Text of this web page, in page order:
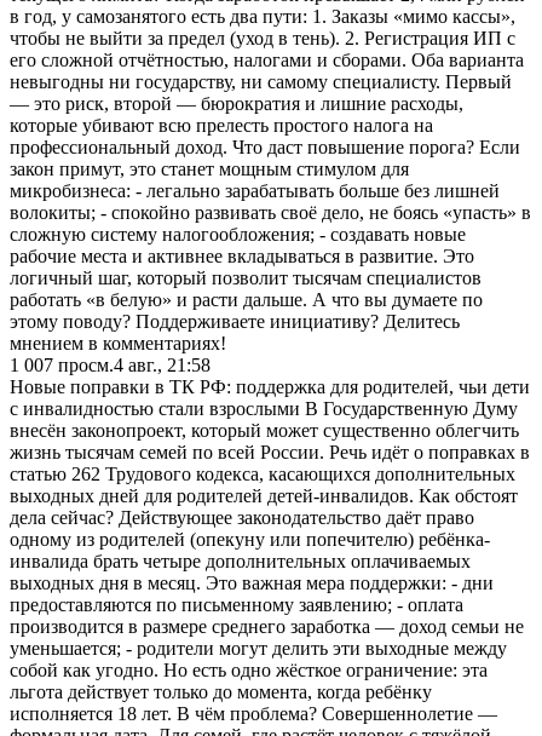
в год, у самозанятого есть два пути: 1. Заказы «мимо кассы»,
чтобы не выйти за предел (уход в тень). 2. Регистрация ИП с
его сложной отчётностью, налогами и сборами. Оба варианта
невыгодны ни государству, ни самому специалисту. Первый
— это риск, второй — бюрократия и лишние расходы,
которые убивают всю прелесть простого налога на
профессиональный доход. Что даст повышение порога? Если
закон примут, это станет мощным стимулом для
микробизнеса: - легально зарабатывать больше без лишней
волокиты; - спокойно развивать своё дело, не боясь «упасть» в
сложную систему налогообложения; - создавать новые
рабочие места и активнее вкладываться в развитие. Это
логичный шаг, который позволит тысячам специалистов
работать «в белую» и расти дальше. А что вы думаете по
этому поводу? Поддерживаете инициативу? Делитесь
мнением в комментариях!
1 007 просм.4 авг., 21:58
Новые поправки в ТК РФ: поддержка для родителей, чьи дети
с инвалидностью стали взрослыми В Государственную Думу
внесён законопроект, который может существенно облегчить
жизнь тысячам семей по всей России. Речь идёт о поправках в
статью 262 Трудового кодекса, касающихся дополнительных
выходных дней для родителей детей-инвалидов. Как обстоят
дела сейчас? Действующее законодательство даёт право
одному из родителей (опекуну или попечителю) ребёнка-
инвалида брать четыре дополнительных оплачиваемых
выходных дня в месяц. Это важная мера поддержки: - дни
предоставляются по письменному заявлению; - оплата
производится в размере среднего заработка — доход семьи не
уменьшается; - родители могут делить эти выходные между
собой как угодно. Но есть одно жёсткое ограничение: эта
льгота действует только до момента, когда ребёнку
исполняется 18 лет. В чём проблема? Совершеннолетие —